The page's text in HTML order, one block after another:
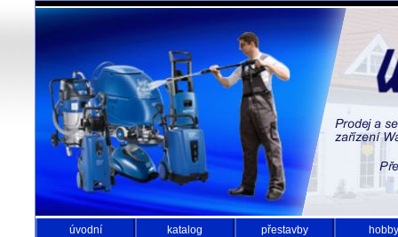
úvodní katalog přestavby hobby